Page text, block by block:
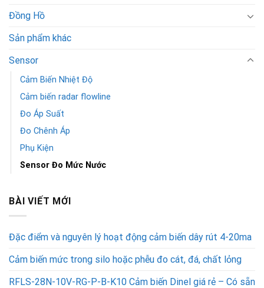
Đồng Hồ
Sản phẩm khác
Sensor
Cảm Biến Nhiệt Độ
Cảm biến radar flowline
Đo Áp Suất
Đo Chênh Áp
Phụ Kiện
Sensor Đo Mức Nước
BÀI VIẾT MỚI
Đặc điểm và nguyên lý hoạt động cảm biến dây rút 4-20ma
Cảm biến mức trong silo hoặc phễu đo cát, đá, chất lỏng
RFLS-28N-10V-RG-P-B-K10 Cảm biến Dinel giá rẻ – Có sẵn